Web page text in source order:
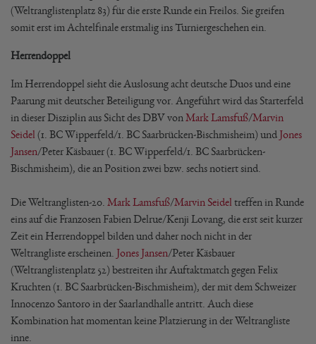
(Weltranglistenplatz 83) für die erste Runde ein Freilos. Sie greifen
somit erst im Achtelfinale erstmalig ins Turniergeschehen ein.
Herrendoppel
Im Herrendoppel sieht die Auslosung acht deutsche Duos und eine
Paarung mit deutscher Beteiligung vor. Angeführt wird das Starterfeld
in dieser Disziplin aus Sicht des DBV von Mark Lamsfuß/Marvin
Seidel (1. BC Wipperfeld/1. BC Saarbrücken-Bischmisheim) und Jones
Jansen/Peter Käsbauer (1. BC Wipperfeld/1. BC Saarbrücken-
Bischmisheim), die an Position zwei bzw. sechs notiert sind.
Die Weltranglisten-20. Mark Lamsfuß/Marvin Seidel treffen in Runde
eins auf die Franzosen Fabien Delrue/Kenji Lovang, die erst seit kurzer
Zeit ein Herrendoppel bilden und daher noch nicht in der
Weltrangliste erscheinen. Jones Jansen/Peter Käsbauer
(Weltranglistenplatz 52) bestreiten ihr Auftaktmatch gegen Felix
Kruchten (1. BC Saarbrücken-Bischmisheim), der mit dem Schweizer
Innocenzo Santoro in der Saarlandhalle antritt. Auch diese
Kombination hat momentan keine Platzierung in der Weltrangliste
inne.